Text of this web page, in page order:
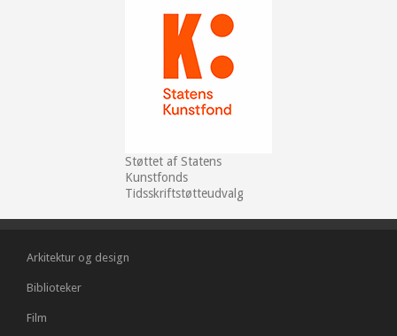
Støttet af Statens
Kunstfonds
Tidsskriftstøtteudvalg
Arkitektur og design
Biblioteker
Film